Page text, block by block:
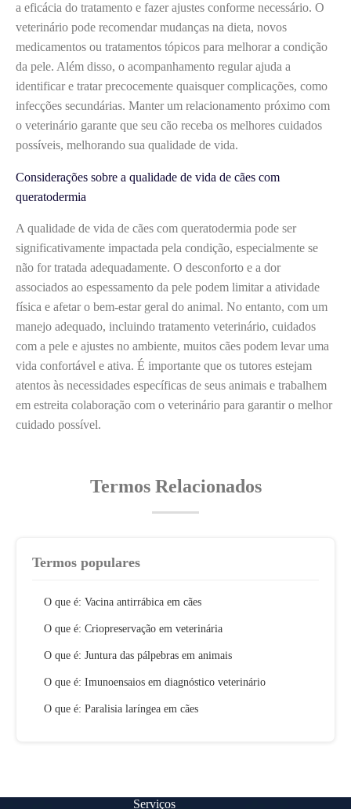
a eficácia do tratamento e fazer ajustes conforme necessário. O
veterinário pode recomendar mudanças na dieta, novos
medicamentos ou tratamentos tópicos para melhorar a condição
da pele. Além disso, o acompanhamento regular ajuda a
identificar e tratar precocemente quaisquer complicações, como
infecções secundárias. Manter um relacionamento próximo com
o veterinário garante que seu cão receba os melhores cuidados
possíveis, melhorando sua qualidade de vida.
Considerações sobre a qualidade de vida de cães com
queratodermia
A qualidade de vida de cães com queratodermia pode ser
significativamente impactada pela condição, especialmente se
não for tratada adequadamente. O desconforto e a dor
associados ao espessamento da pele podem limitar a atividade
física e afetar o bem-estar geral do animal. No entanto, com um
manejo adequado, incluindo tratamento veterinário, cuidados
com a pele e ajustes no ambiente, muitos cães podem levar uma
vida confortável e ativa. É importante que os tutores estejam
atentos às necessidades específicas de seus animais e trabalhem
em estreita colaboração com o veterinário para garantir o melhor
cuidado possível.
Termos Relacionados
Termos populares
O que é: Vacina antirrábica em cães
O que é: Criopreservação em veterinária
O que é: Juntura das pálpebras em animais
O que é: Imunoensaios em diagnóstico veterinário
O que é: Paralisia laríngea em cães
Serviços